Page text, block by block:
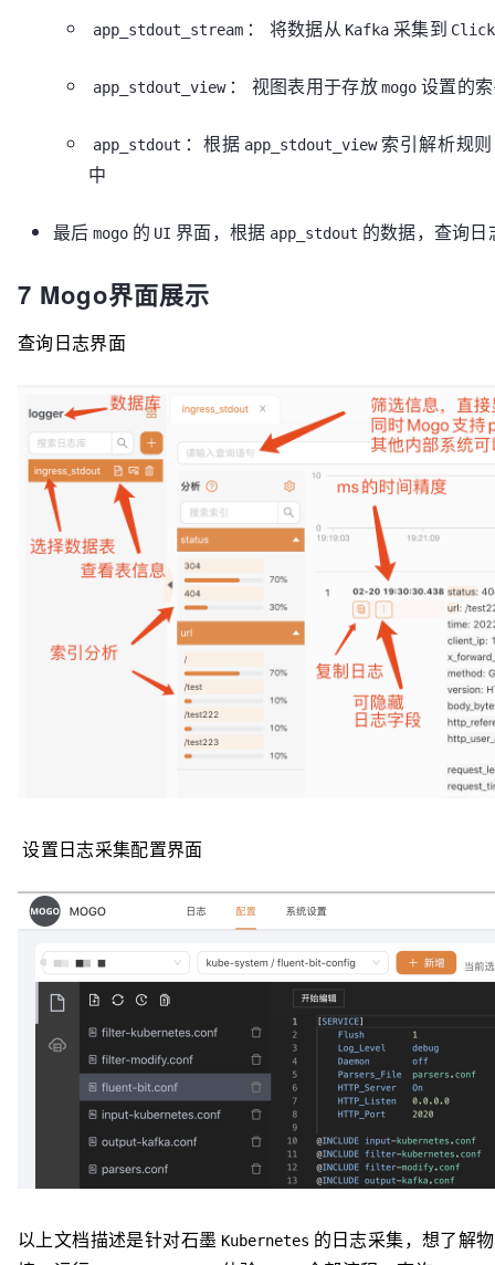
app_stdout_stream ： 将数据从 Kafka 采集到
app_stdout_view ： 视图表用于存放 mogo 设置的
app_stdout ：根据 app_stdout_view 索引解析规
中
最后 mogo 的 UI 界面，根据 app_stdout 的数据，查询日
7 Mogo界面展示
查询日志界面
设置日志采集配置界面
以上文档描述是针对石墨 Kubernetes 的日志采集，想了解